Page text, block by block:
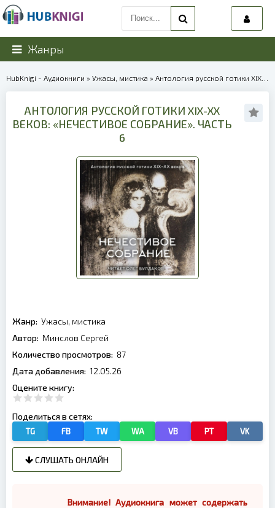
Жанры
HubKnigi - Аудиокниги » Ужасы, мистика » Антология русской готики XIX-XX веков: «Нечестивое собрание». Часть 6 | 39923
АНТОЛОГИЯ РУССКОЙ ГОТИКИ XIX-XX
ВЕКОВ: «НЕЧЕСТИВОЕ СОБРАНИЕ». ЧАСТЬ
6
Жанр: Ужасы, мистика
Автор: Минслов Сергей
Количество просмотров: 87
Дата добавления: 12.05.26
Оцените книгу:
Поделиться в сетях:
TG FB TW WA VB PT VK
СЛУШАТЬ ОНЛАЙН
Внимание! Аудиокнига может содержать